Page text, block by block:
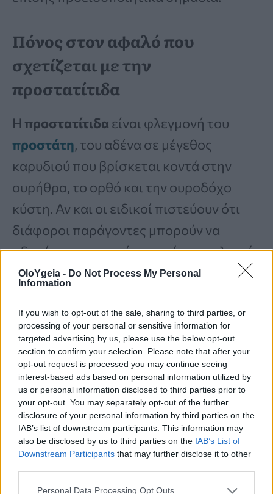
OloYgeia - Do Not Process My Personal
Information
If you wish to opt-out of the sale, sharing to third parties, or
processing of your personal or sensitive information for
targeted advertising by us, please use the below opt-out
section to confirm your selection. Please note that after your
opt-out request is processed you may continue seeing
interest-based ads based on personal information utilized by
us or personal information disclosed to third parties prior to
your opt-out. You may separately opt-out of the further
disclosure of your personal information by third parties on the
IAB’s list of downstream participants. This information may
also be disclosed by us to third parties on the IAB’s List of
Downstream Participants that may further disclose it to other
Personal Data Processing Opt Outs
Πόνος στον αφαλό που
σχετίζεται με την
προστατίτιδα
Η προστατίτιδα είναι φλεγμονή του
προστάτη, του αδένα σε μέγεθος
καρυδιού που βρίσκεται κοντά στην
ουρήθρα, το ορθό και την ουροδόχο
κύστη. Αν και οι ειδικοί πιστεύουν ότι
διάφοροι παράγοντες μπορούν να
οδηγήσουν σε αυτόν τον τύπο πυελικού
πόνου, η κύρια αιτία φαίνεται να είναι
που προκαλείφλεγμονή,οίδημακαι
αντίστοιχο πόνο. Οι άνδρες μπορεί να
αναπτύξουν προστατίτιδα λόγω
ουρολοίμωξης, ΣΜΝ και άλλων αιτίων.
Ηδιόγκωση του προστάτηήκαλοήθης
υπερπλασία του προστάτηθεωρείται
σχετίζεται μεαλλαγές στα επίπεδα